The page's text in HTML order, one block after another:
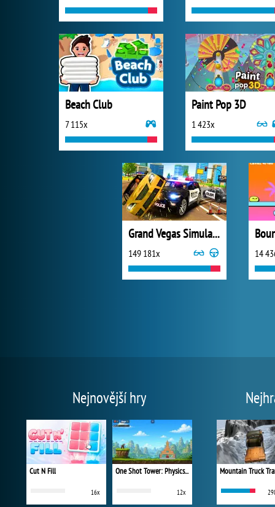
Beach Club
7 115x
Paint Pop 3D
1 423x
Grand Vegas Simulator
149 181x 14
Nejnovější hry
Cut N Fill
16x
One Shot Tower: Physics Destroyer
12x
Mountain Truck